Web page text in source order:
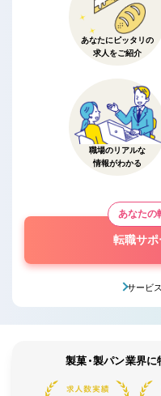
あなたにピッタリの
求人をご紹介
職場のリアルな
情報がわかる
あなたの
転職サ
サービ
製菓・製パン業界